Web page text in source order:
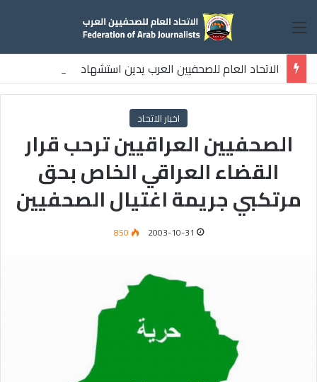
القائمة
الاتحاد العام للصحفيين العرب يدين استشهاد
ثلاثة صحفيين فلسطينيين باستهداف إسرائيلي وسط قطاع غزة
اخبار الاتحاد
الصحفيين العراقيين ترحب قرار
القضاء العراقي الخاص بحق
مرتكبي جريمة اغتيال الصحفيين
2003-10-31
850